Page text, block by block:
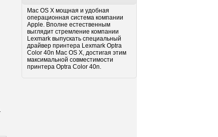
Mac OS X мощная и удобная
операционная система компании
Apple. Вполне естественным
выглядит стремление компании
Lexmark выпускать специальный
драйвер принтера Lexmark Optra
Color 40n Mac OS X, достигая этим
максимальной совместимости
принтера Optra Color 40n.